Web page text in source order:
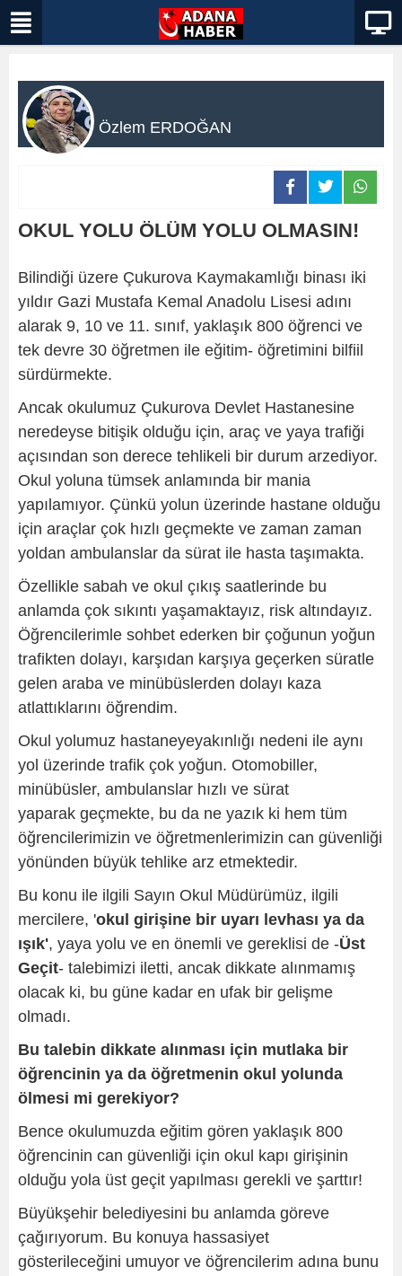
Özlem ERDOĞAN
OKUL YOLU ÖLÜM YOLU OLMASIN!
Bilindiği üzere Çukurova Kaymakamlığı binası iki
yıldır Gazi Mustafa Kemal Anadolu Lisesi adını
alarak 9, 10 ve 11. sınıf, yaklaşık 800 öğrenci ve
tek devre 30 öğretmen ile eğitim- öğretimini bilfiil
sürdürmekte.
Ancak okulumuz Çukurova Devlet Hastanesine
neredeyse bitişik olduğu için, araç ve yaya trafiği
açısından son derece tehlikeli bir durum arzediyor.
Okul yoluna tümsek anlamında bir mania
yapılamıyor. Çünkü yolun üzerinde hastane olduğu
için araçlar çok hızlı geçmekte ve zaman zaman
yoldan ambulanslar da sürat ile hasta taşımakta.
Özellikle sabah ve okul çıkış saatlerinde bu
anlamda çok sıkıntı yaşamaktayız, risk altındayız.
Öğrencilerimle sohbet ederken bir çoğunun yoğun
trafikten dolayı, karşıdan karşıya geçerken süratle
gelen araba ve minübüslerden dolayı kaza
atlattıklarını öğrendim.
Okul yolumuz hastaneyeyakınlığı nedeni ile aynı
yol üzerinde trafik çok yoğun. Otomobiller,
minübüsler, ambulanslar hızlı ve sürat
yaparak geçmekte, bu da ne yazık ki hem tüm
öğrencilerimizin ve öğretmenlerimizin can güvenliği
yönünden büyük tehlike arz etmektedir.
Bu konu ile ilgili Sayın Okul Müdürümüz, ilgili
mercilere, 'okul girişine bir uyarı levhası ya da
ışık', yaya yolu ve en önemli ve gereklisi de -Üst
Geçit- talebimizi iletti, ancak dikkate alınmamış
olacak ki, bu güne kadar en ufak bir gelişme
olmadı.
Bu talebin dikkate alınması için mutlaka bir
öğrencinin ya da öğretmenin okul yolunda
ölmesi mi gerekiyor?
Bence okulumuzda eğitim gören yaklaşık 800
öğrencinin can güvenliği için okul kapı girişinin
olduğu yola üst geçit yapılması gerekli ve şarttır!
Büyükşehir belediyesini bu anlamda göreve
çağırıyorum. Bu konuya hassasiyet
gösterileceğini umuyor ve öğrencilerim adına bunu